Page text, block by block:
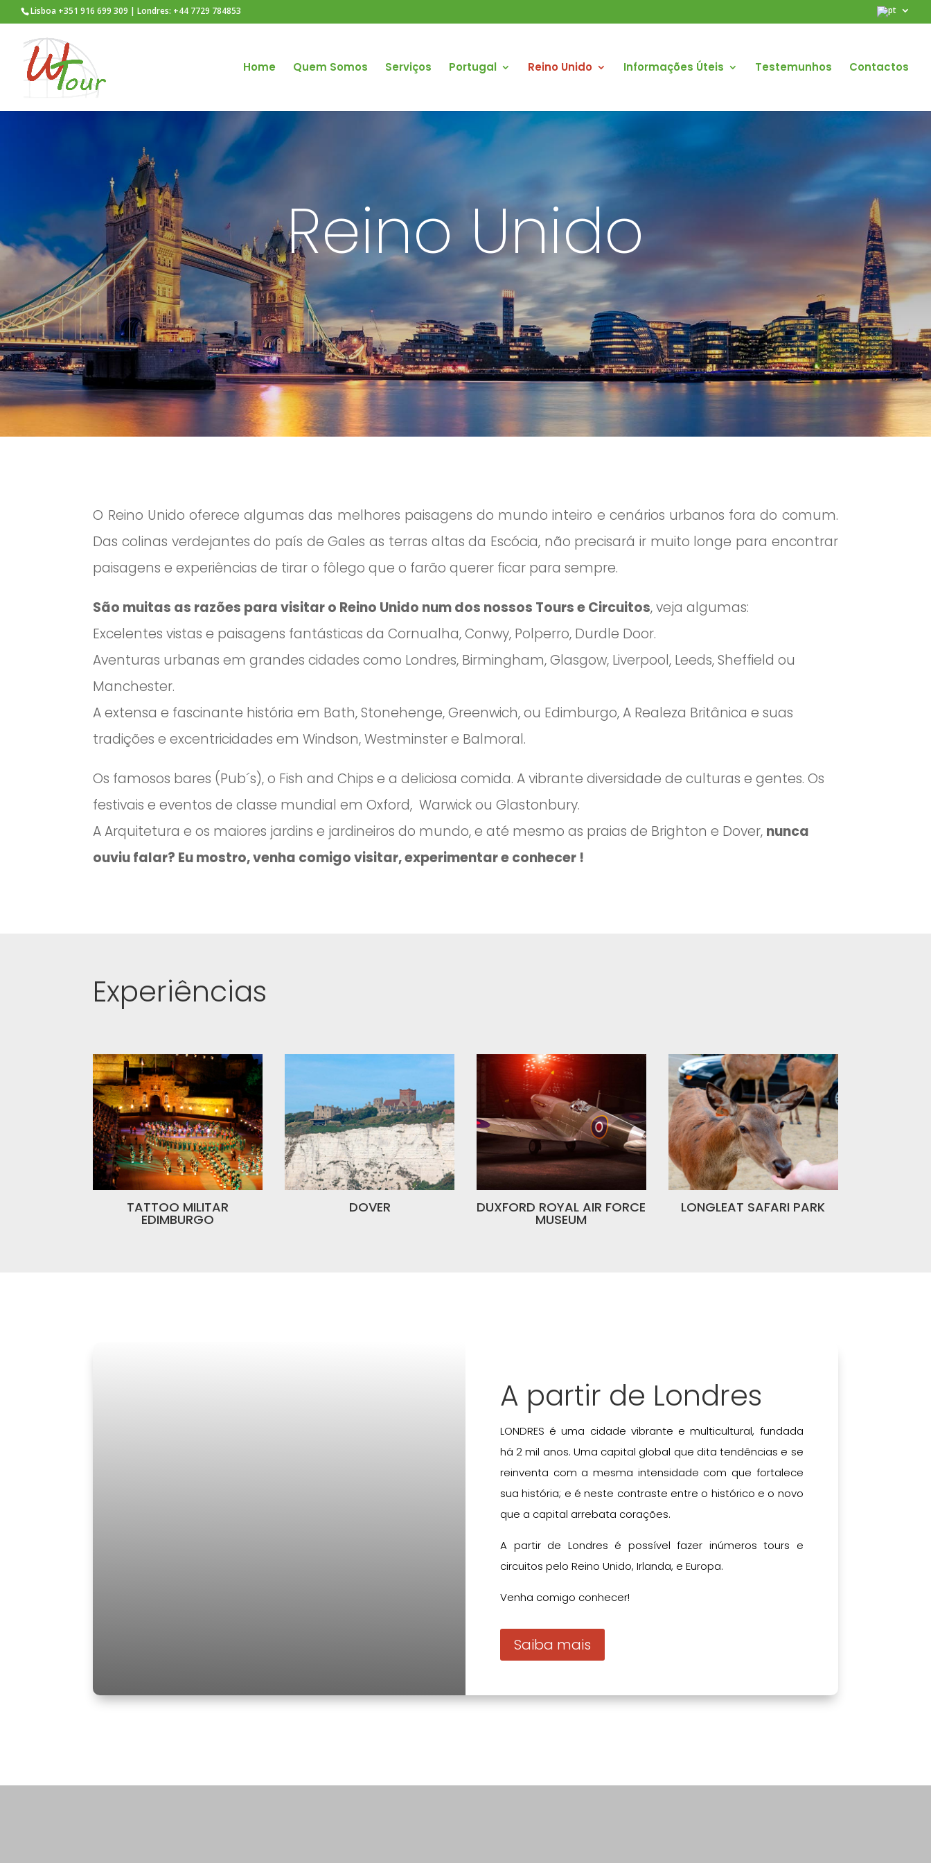
Lisboa +351 916 699 309 | Londres: +44 7729 784853
Home Quem Somos Serviços Portugal Reino Unido Informações Úteis Testemunhos Contactos
Reino Unido
O Reino Unido oferece algumas das melhores paisagens do mundo inteiro e cenários urbanos fora do comum.
Das colinas verdejantes do país de Gales as terras altas da Escócia, não precisará ir muito longe para encontrar
paisagens e experiências de tirar o fôlego que o farão querer ficar para sempre.
São muitas as razões para visitar o Reino Unido num dos nossos Tours e Circuitos, veja algumas:
Excelentes vistas e paisagens fantásticas da Cornualha, Conwy, Polperro, Durdle Door.
Aventuras urbanas em grandes cidades como Londres, Birmingham, Glasgow, Liverpool, Leeds, Sheffield ou
Manchester.
A extensa e fascinante história em Bath, Stonehenge, Greenwich, ou Edimburgo,A Realeza Britânica e suas
tradições e excentricidades em Windson, Westminster e Balmoral.
Os famosos bares (Pub´s), o Fish and Chips e a deliciosa comida. A vibrante diversidade de culturas e gentes. Os
festivais e eventos de classe mundial em Oxford, Warwick ou Glastonbury.
A Arquitetura e os maiores jardins e jardineiros do mundo, e até mesmo as praias de Brighton e Dover, nunca
ouviu falar? Eu mostro, venha comigo visitar, experimentar e conhecer !
Experiências
TATTOO MILITAR
EDIMBURGO
DOVER DUXFORD ROYAL AIR FORCE
MUSEUM
LONGLEAT SAFARI PARK
A partir de Londres
LONDRES é uma cidade vibrante e multicultural, fundada
há 2 mil anos. Uma capital global que dita tendências e se
reinventa com a mesma intensidade com que fortalece
sua história; e é neste contraste entre o histórico e o novo
que a capital arrebata corações.
A partir de Londres é possível fazer inúmeros tours e
circuitos pelo Reino Unido, Irlanda, e Europa.
Venha comigo conhecer!
Saiba mais